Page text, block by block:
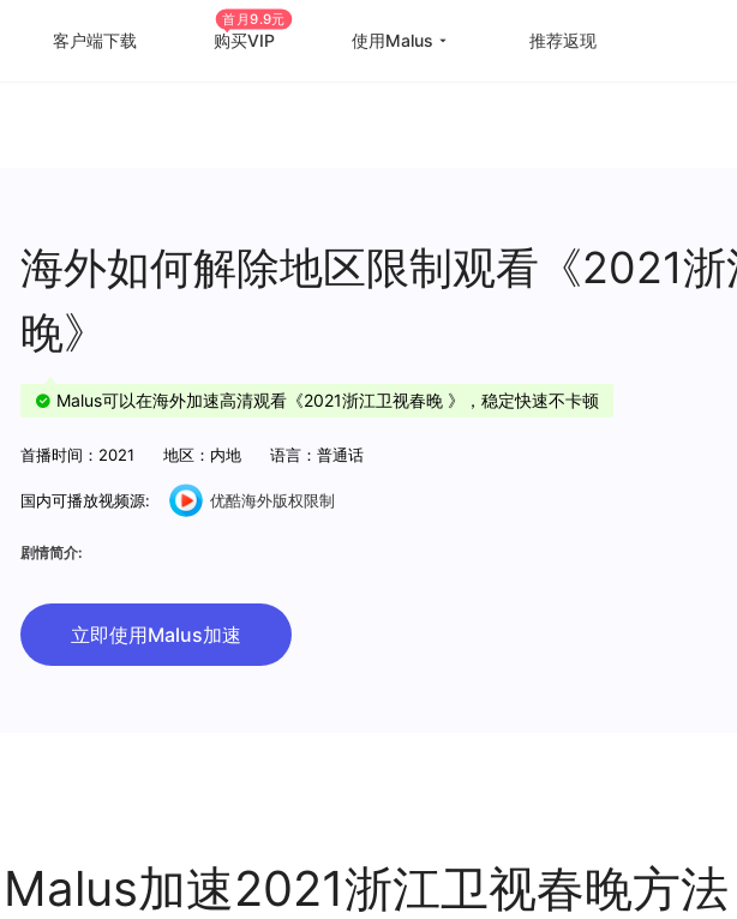
客户端下载 购买VIP
首月9.9元
使用Malus
高级定制 海外直播
推荐返现
海外如何解除地区限制观看《2021
晚》
Malus可以在海外加速高清观看《2021浙江卫视春晚 》，稳定快速不卡顿
首播时间：2021 地区：内地 语言：普通话
国内可播放视频源: 优酷海外版权限制
剧情简介:
立即使用Malus加速
加速2021浙江卫视春晚方法